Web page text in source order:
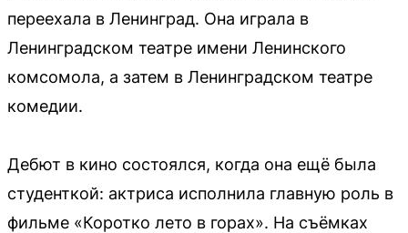
переехала в Ленинград. Она играла в
Ленинградском театре имени Ленинского
комсомола, а затем в Ленинградском театре
комедии.
Дебют в кино состоялся, когда она ещё была
студенткой: актриса исполнила главную роль в
фильме «Коротко лето в горах». На съёмках